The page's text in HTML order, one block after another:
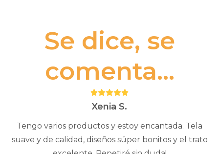
Se dice, se
comenta...
Puntuación:
5Xenia S.
Tengo varios productos y estoy encantada. Tela
suave y de calidad, diseños súper bonitos y el trato